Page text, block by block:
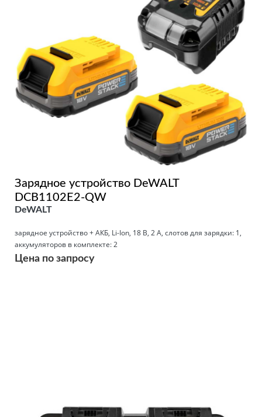
Зарядное устройство DeWALT
DCB1102E2-QW
DeWALT
зарядное устройство + АКБ, Li-Ion, 18 В, 2 А, слотов для зарядки: 1,
аккумуляторов в комплекте: 2
Цена по запросу